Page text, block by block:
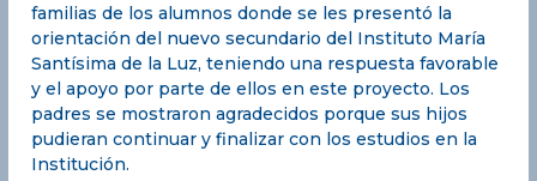
familias de los alumnos donde se les presentó la
orientación del nuevo secundario del Instituto María
Santísima de la Luz, teniendo una respuesta favorable
y el apoyo por parte de ellos en este proyecto. Los
padres se mostraron agradecidos porque sus hijos
pudieran continuar y finalizar con los estudios en la
Institución.